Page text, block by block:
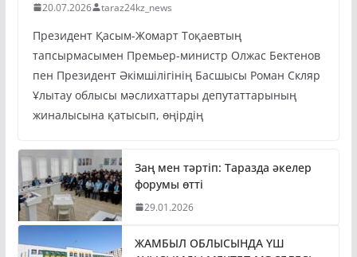
20.07.2026 taraz24kz_news
Президент Қасым-Жомарт Тоқаевтың
тапсырмасымен Премьер-министр Олжас Бектенов
пен Президент Әкімшілігінің Басшысы Роман Скляр
Ұлытау облысы мәслихаттары депутаттарының
жиналысына қатысып, өңірдің
Заң мен тәртіп: Таразда әкелер
форумы өтті
29.01.2026
ЖАМБЫЛ ОБЛЫСЫНДА ҮШ